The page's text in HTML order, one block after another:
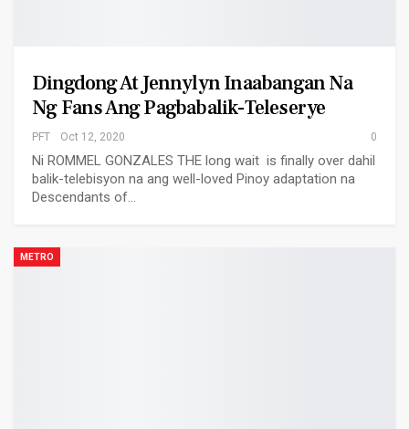
Dingdong At Jennylyn Inaabangan Na
Ng Fans Ang Pagbabalik-Teleserye
PFT Oct 12, 2020 0
Ni ROMMEL GONZALES THE long wait is finally over dahil
balik-telebisyon na ang well-loved Pinoy adaptation na
Descendants of…
METRO